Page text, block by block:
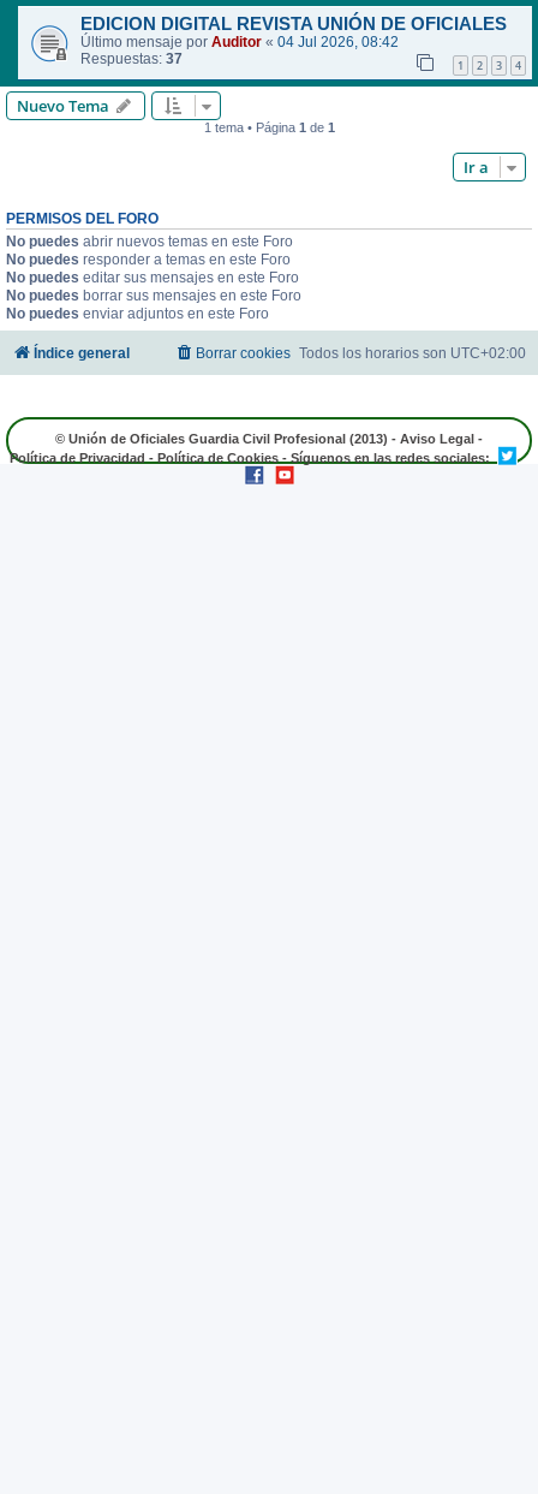
EDICION DIGITAL REVISTA UNIÓN DE OFICIALES
Último mensaje por Auditor « 04 Jul 2026, 08:42
Respuestas: 37 1 2 3 4
Nuevo Tema
1 tema • Página 1 de 1
Ir a
PERMISOS DEL FORO
No puedes abrir nuevos temas en este Foro
No puedes responder a temas en este Foro
No puedes editar sus mensajes en este Foro
No puedes borrar sus mensajes en este Foro
No puedes enviar adjuntos en este Foro
Índice general Todos los horarios son UTC+02:00
Borrar cookies
© Unión de Oficiales Guardia Civil Profesional (2013) - Aviso Legal -
Política de Privacidad - Política de Cookies - Síguenos en las redes sociales: